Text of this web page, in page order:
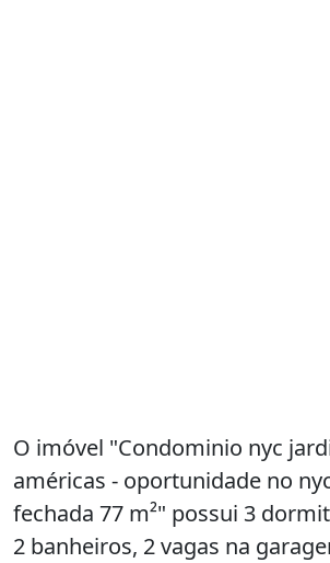
O imóvel "Condominio nyc
américas - oportunidade no
fechada 77 m²" possui 3
2 banheiros, 2 vagas na